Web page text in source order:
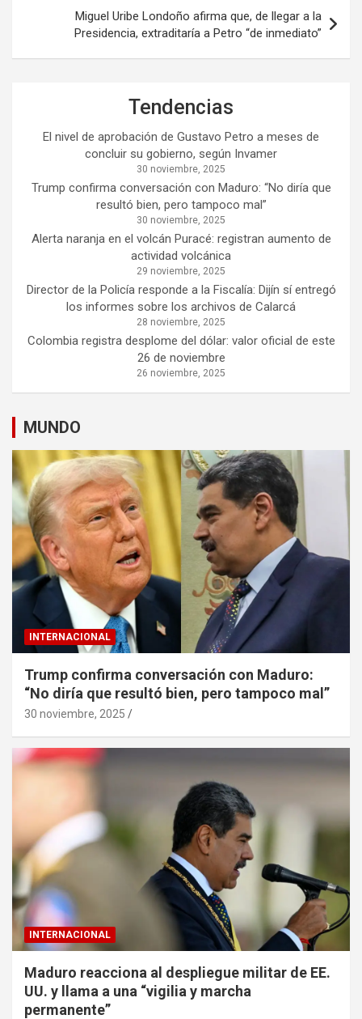
Miguel Uribe Londoño afirma que, de llegar a la
Presidencia, extraditaría a Petro “de inmediato”
Tendencias
El nivel de aprobación de Gustavo Petro a meses de
concluir su gobierno, según Invamer
30 noviembre, 2025
Trump confirma conversación con Maduro: “No diría que
resultó bien, pero tampoco mal”
30 noviembre, 2025
Alerta naranja en el volcán Puracé: registran aumento de
actividad volcánica
29 noviembre, 2025
Director de la Policía responde a la Fiscalía: Dijín sí entregó
los informes sobre los archivos de Calarcá
28 noviembre, 2025
Colombia registra desplome del dólar: valor oficial de este
26 de noviembre
26 noviembre, 2025
MUNDO
INTERNACIONAL
Trump confirma conversación con Maduro:
“No diría que resultó bien, pero tampoco mal”
30 noviembre, 2025
INTERNACIONAL
Maduro reacciona al despliegue militar de EE.
UU. y llama a una “vigilia y marcha
permanente”